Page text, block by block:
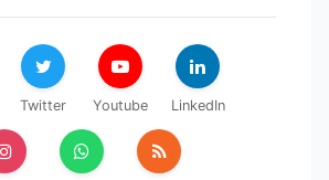
Twitter Youtube LinkedIn